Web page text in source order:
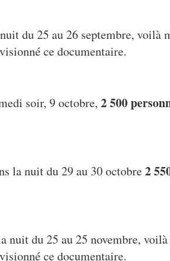
du 25 au 26 septembre, voilà
ce documentaire.
soir, 9 octobre, 2 500
la nuit du 29 au 30 octobre2
nuit du 25 au 25 novembre,
ce documentaire.